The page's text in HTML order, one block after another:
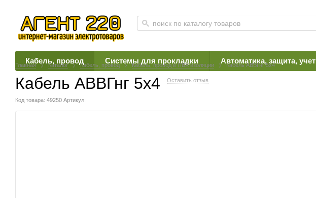
Кабель, провод Системы для прокладки Автоматика, защита, учет
Главная Каталог Кабель, провод Кабель, провод в ПВХ изоляции Кабель АВВГнг 5х4
Кабель АВВГнг 5х4 Оставить отзыв
Код товара: 49250 Артикул: